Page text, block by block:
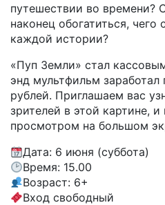
путешествии во
наконец обогатиться, чего
каждой истории?
«Пуп Земли» стал
энд мультфильм
рублей. Приглашаем вас
зрителей в этой картине, и
просмотром на большом
Дата: 6 июня (суббота)
Время: 15.00
Возраст: 6+
Вход свободный